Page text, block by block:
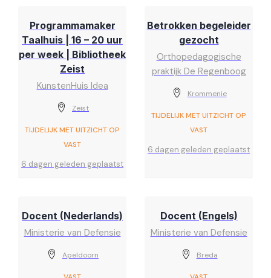
Programmamaker
Taalhuis | 16 – 20 uur
per week | Bibliotheek
Zeist
KunstenHuis Idea
Zeist
TIJDELIJK MET UITZICHT OP
VAST
6 dagen geleden geplaatst
Betrokken begeleider
gezocht
Orthopedagogische
praktijk De Regenboog
Krommenie
TIJDELIJK MET UITZICHT OP
VAST
6 dagen geleden geplaatst
Docent (Nederlands)
Ministerie van Defensie
Apeldoorn
Docent (Engels)
Ministerie van Defensie
Breda